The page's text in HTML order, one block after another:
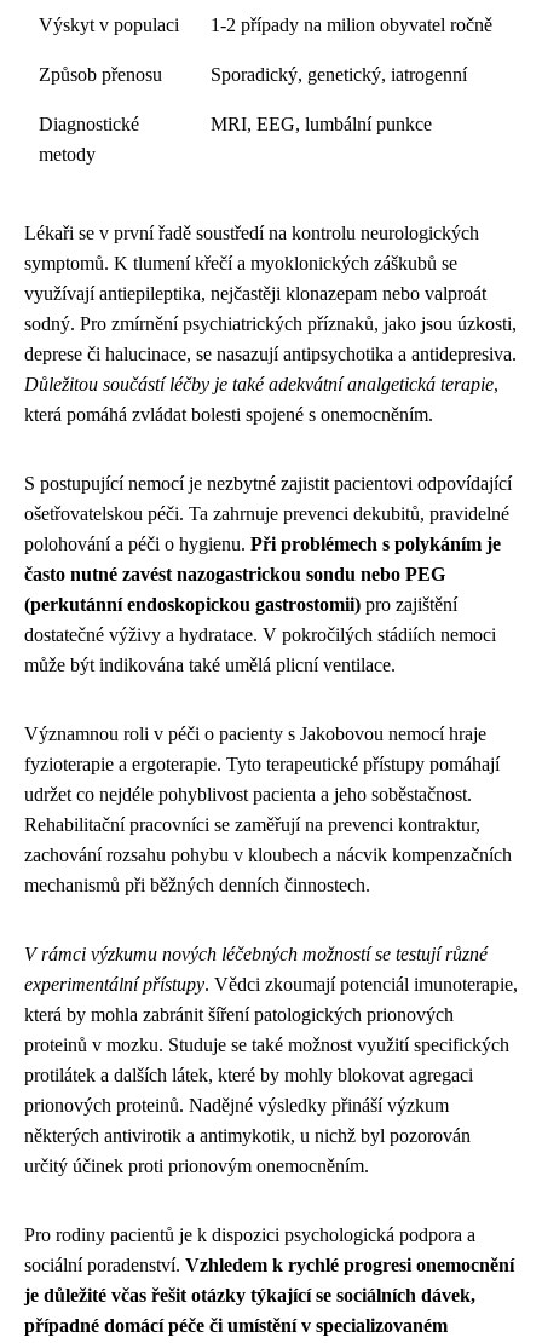
Výskyt v populaci 1-2 případy na milion obyvatel ročně
Způsob přenosu Sporadický, genetický, iatrogenní
Diagnostické
metody
MRI, EEG, lumbální punkce
Lékaři se v první řadě soustředí na kontrolu neurologických
symptomů. K tlumení křečí a myoklonických záškubů se
využívají antiepileptika, nejčastěji klonazepam nebo valproát
sodný. Pro zmírnění psychiatrických příznaků, jako jsou úzkosti,
deprese či halucinace, se nasazují antipsychotika a antidepresiva.
Důležitou součástí léčby je také adekvátní analgetická terapie,
která pomáhá zvládat bolesti spojené s onemocněním.
S postupující nemocí je nezbytné zajistit pacientovi odpovídající
ošetřovatelskou péči. Ta zahrnuje prevenci dekubitů, pravidelné
polohování a péči o hygienu. Při problémech s polykáním je
často nutné zavést nazogastrickou sondu nebo PEG
(perkutánní endoskopickou gastrostomii) pro zajištění
dostatečné výživy a hydratace. V pokročilých stádiích nemoci
může být indikována také umělá plicní ventilace.
Významnou roli v péči o pacienty s Jakobovou nemocí hraje
fyzioterapie a ergoterapie. Tyto terapeutické přístupy pomáhají
udržet co nejdéle pohyblivost pacienta a jeho soběstačnost.
Rehabilitační pracovníci se zaměřují na prevenci kontraktur,
zachování rozsahu pohybu v kloubech a nácvik kompenzačních
mechanismů při běžných denních činnostech.
V rámci výzkumu nových léčebných možností se testují různé
experimentální přístupy. Vědci zkoumají potenciál imunoterapie,
která by mohla zabránit šíření patologických prionových
proteinů v mozku. Studuje se také možnost využití specifických
protilátek a dalších látek, které by mohly blokovat agregaci
prionových proteinů. Nadějné výsledky přináší výzkum
některých antivirotik a antimykotik, u nichž byl pozorován
určitý účinek proti prionovým onemocněním.
Pro rodiny pacientů je k dispozici psychologická podpora a
sociální poradenství. Vzhledem k rychlé progresi onemocnění
je důležité včas řešit otázky týkající se sociálních dávek,
případné domácí péče či umístění v specializovaném